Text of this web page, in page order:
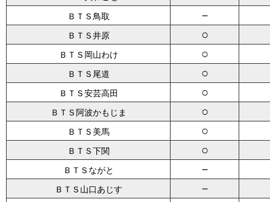
ＢＴＳ鳥取 －
ＢＴＳ井原 ○
ＢＴＳ岡山わけ ○
ＢＴＳ尾道 ○
ＢＴＳ安芸高田 ○
ＢＴＳ阿波かもじま ○
ＢＴＳ美馬 ○
ＢＴＳ下関 ○
ＢＴＳながと －
ＢＴＳ山口あじす －